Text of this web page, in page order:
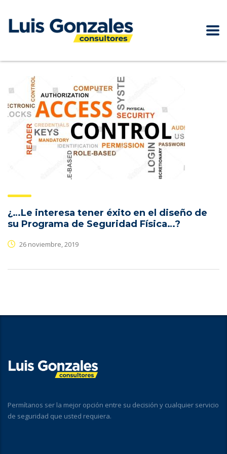
¿…Le interesa tener éxito en el diseño de
su Programa de Seguridad Física…?
26 noviembre, 2019
Permítanos ser la mejor opción entre su decisión y cualquier servicio
de seguridad que usted requiera.